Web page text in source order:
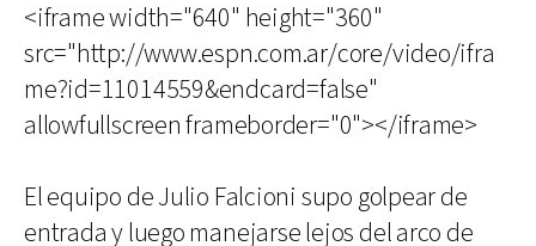
<iframe width="640" height="360"
src="http://www.espn.com.ar/core/video/ifra
me?id=11014559&endcard=false"
allowfullscreen frameborder="0"></iframe>
El equipo de Julio Falcioni supo golpear de
entrada y luego manejarse lejos del arco de